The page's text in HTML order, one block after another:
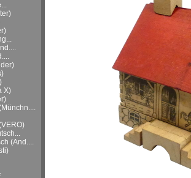
X)
(And....